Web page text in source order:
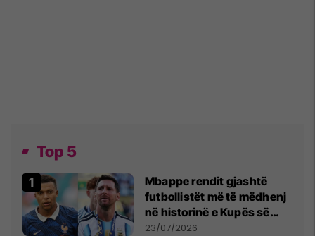
Top 5
Mbappe rendit gjashtë
futbollistët më të mëdhenj
në historinë e Kupës së
Botës, Messi mbetet i dyti
23/07/2026